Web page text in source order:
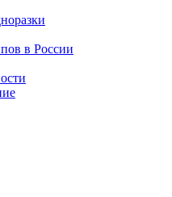
в России